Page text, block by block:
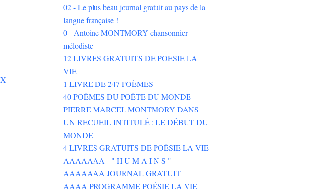
02 - Le plus beau journal gratuit au pays de la
langue française !
0 - Antoine MONTMORY chansonnier
mélodiste
12 LIVRES GRATUITS DE POÉSIE LA
VIE
1 LIVRE DE 247 POÈMES
40 POÈMES DU POÈTE DU MONDE
PIERRE MARCEL MONTMORY DANS
UN RECUEIL INTITULÉ : LE DÉBUT DU
MONDE
4 LIVRES GRATUITS DE POÉSIE LA VIE
AAAAAAA - " H U M A I N S " -
AAAAAAA JOURNAL GRATUIT
AAAA PROGRAMME POÉSIE LA VIE